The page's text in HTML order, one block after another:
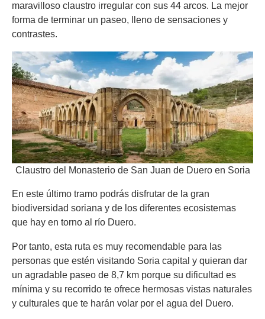
maravilloso claustro irregular con sus 44 arcos. La mejor
forma de terminar un paseo, lleno de sensaciones y
contrastes.
Claustro del Monasterio de San Juan de Duero en Soria
En este último tramo podrás disfrutar de la gran
biodiversidad soriana y de los diferentes ecosistemas
que hay en torno al río Duero.
Por tanto, esta ruta es muy recomendable para las
personas que estén visitando Soria capital y quieran dar
un agradable paseo de 8,7 km porque su dificultad es
mínima y su recorrido te ofrece hermosas vistas naturales
y culturales que te harán volar por el agua del Duero.